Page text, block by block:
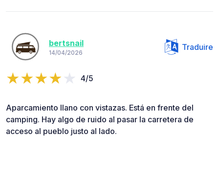
bertsnail
14/04/2026
Traduire
4/5
Aparcamiento llano con vistazas. Está en frente del
camping. Hay algo de ruido al pasar la carretera de
acceso al pueblo justo al lado.